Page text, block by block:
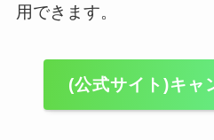
用できます。
(公式サイト)キ